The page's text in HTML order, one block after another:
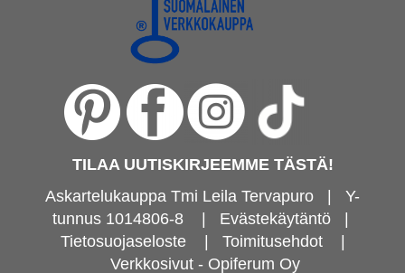
TILAA UUTISKIRJEEMME TÄSTÄ!
Askartelukauppa Tmi Leila Tervapuro | Y-
tunnus 1014806-8
Evästekäytäntö|
Tietosuojaseloste| Toimitusehdot|
Verkkosivut - Opiferum Oy